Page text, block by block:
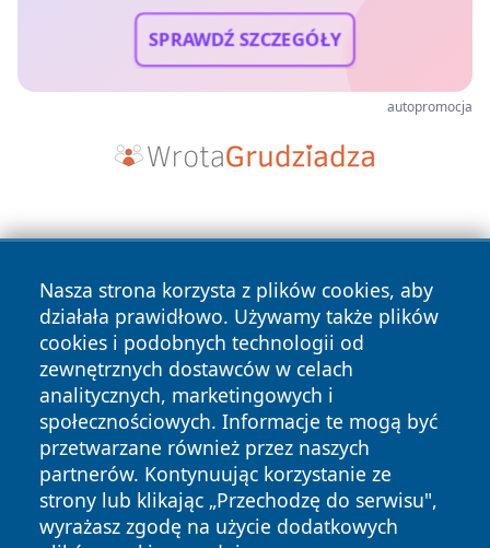
SPRAWDŹ SZCZEGÓŁY
autopromocja
Nasza strona korzysta z plików cookies, aby
działała prawidłowo. Używamy także plików
cookies i podobnych technologii od
zewnętrznych dostawców w celach
analitycznych, marketingowych i
społecznościowych. Informacje te mogą być
przetwarzane również przez naszych
partnerów. Kontynuując korzystanie ze
strony lub klikając „Przechodzę do serwisu",
wyrażasz zgodę na użycie dodatkowych
Copyright © 2026 czestochowanews.pl Wszystkie prawa
zastrzeżone.
News Autorzy
Polityka
Prywatności
Polityka
Cookies
cześć